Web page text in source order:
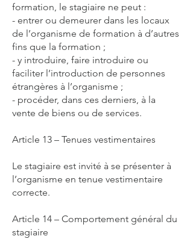
formation, le stagiaire ne peut :
- entrer ou demeurer dans les locaux
de l’organisme de formation à d’autres
fins que la formation ;
- y introduire, faire introduire ou
faciliter l’introduction de personnes
étrangères à l’organisme ;
- procéder, dans ces derniers, à la
vente de biens ou de services.
Article 13 – Tenues vestimentaires
Le stagiaire est invité à se présenter à
l’organisme en tenue vestimentaire
correcte.
Article 14 – Comportement général du
stagiaire